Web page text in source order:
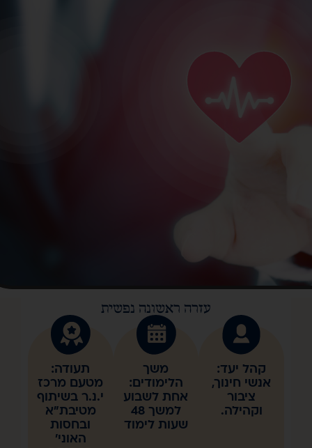
משך
הלימודים:
אחת לשבוע
למשך 48
תעודה:
מטעם מרכז
י.נ.ר בשיתוף
מטיבת"א
ובחסות